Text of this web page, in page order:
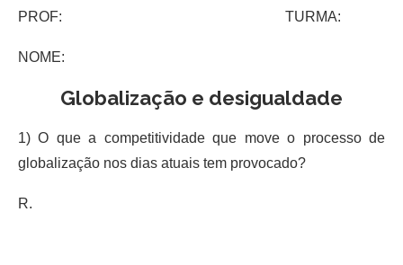
PROF: TURMA:
NOME:
Globalização e desigualdade
1) O que a competitividade que move o processo de
globalização nos dias atuais tem provocado?
R.